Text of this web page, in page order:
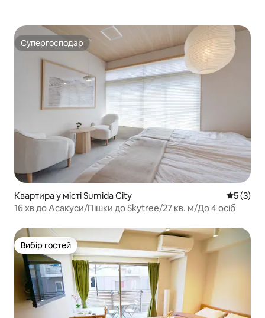
Супергосподар
Супергосподар
Квартира у місті Sumida City Середня
5 (3)
16 хв до Асакуси/Пішки до Skytree/27 кв. м/До 4 осіб
Вибір гостей
Вибір гостей